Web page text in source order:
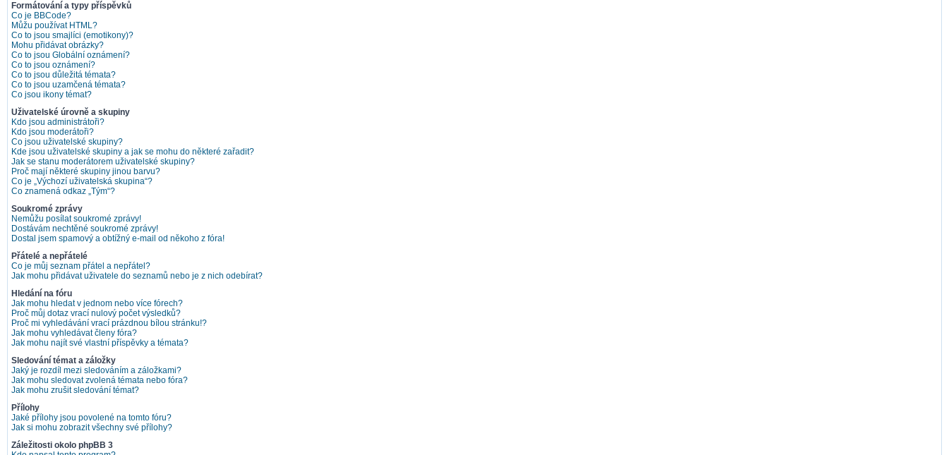
Formátování a typy příspěvků
Co je BBCode?
Můžu používat HTML?
Co to jsou smajlíci (emotikony)?
Mohu přidávat obrázky?
Co to jsou Globální oznámení?
Co to jsou oznámení?
Co to jsou důležitá témata?
Co to jsou uzamčená témata?
Co jsou ikony témat?
Uživatelské úrovně a skupiny
Kdo jsou administrátoři?
Kdo jsou moderátoři?
Co jsou uživatelské skupiny?
Kde jsou uživatelské skupiny a jak se mohu do některé zařadit?
Jak se stanu moderátorem uživatelské skupiny?
Proč mají některé skupiny jinou barvu?
Co je „Výchozí uživatelská skupina“?
Co znamená odkaz „Tým“?
Soukromé zprávy
Nemůžu posílat soukromé zprávy!
Dostávám nechtěné soukromé zprávy!
Dostal jsem spamový a obtížný e-mail od někoho z fóra!
Přátelé a nepřátelé
Co je můj seznam přátel a nepřátel?
Jak mohu přidávat uživatele do seznamů nebo je z nich odebírat?
Hledání na fóru
Jak mohu hledat v jednom nebo více fórech?
Proč můj dotaz vrací nulový počet výsledků?
Proč mi vyhledávání vrací prázdnou bílou stránku!?
Jak mohu vyhledávat členy fóra?
Jak mohu najít své vlastní příspěvky a témata?
Sledování témat a záložky
Jaký je rozdíl mezi sledováním a záložkami?
Jak mohu sledovat zvolená témata nebo fóra?
Jak mohu zrušit sledování témat?
Přílohy
Jaké přílohy jsou povolené na tomto fóru?
Jak si mohu zobrazit všechny své přílohy?
Záležitosti okolo phpBB 3